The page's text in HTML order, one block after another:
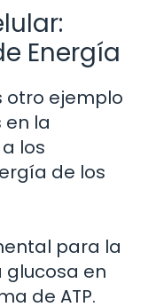
Energía
otro ejemplo
la
los
de los
para la
glucosa en
de ATP.